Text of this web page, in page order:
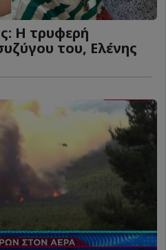
Η τρυφερή
του, Ελένης